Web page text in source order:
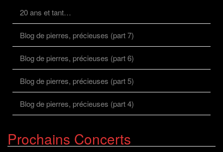
20 ans et tant…
Blog de pierres, précieuses (part 7)
Blog de pierres, précieuses (part 6)
Blog de pierres, précieuses (part 5)
Blog de pierres, précieuses (part 4)
Prochains Concerts